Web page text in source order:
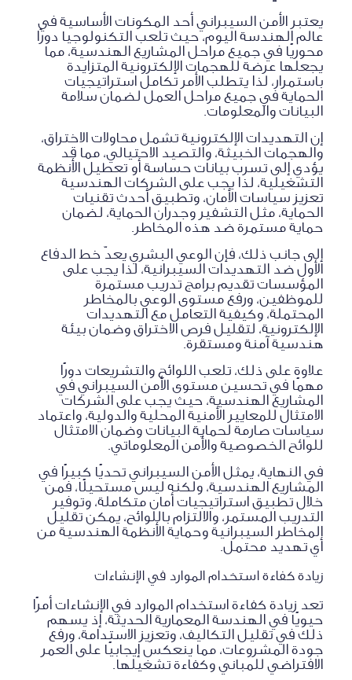
يعتبر الأمن السيبراني أحد المكونات الأساسية في
عالم الهندسة اليوم، حيث تلعب التكنولوجيا دورًا
محوريًا في جميع مراحل المشاريع الهندسية، مما
يجعلها عرضة للهجمات الإلكترونية المتزايدة
باستمرار، لذا يتطلب الأمر تكامل استراتيجيات
الحماية في جميع مراحل العمل لضمان سلامة
البيانات والمعلومات.
إن التهديدات الإلكترونية تشمل محاولات الاختراق،
والهجمات الخبيثة، والتصيد الاحتيالي، مما قد
يؤدي إلى تسرب بيانات حساسة أو تعطيل الأنظمة
التشغيلية، لذا يجب على الشركات الهندسية
تعزيز سياسات الأمان، وتطبيق أحدث تقنيات
الحماية، مثل التشفير وجدران الحماية، لضمان
حماية مستمرة ضد هذه المخاطر.
إلى جانب ذلك، فإن الوعي البشري يعدّ خط الدفاع
الأول ضد التهديدات السيبرانية، لذا يجب على
المؤسسات تقديم برامج تدريب مستمرة
للموظفين، ورفع مستوى الوعي بالمخاطر
المحتملة، وكيفية التعامل مع التهديدات
الإلكترونية، لتقليل فرص الاختراق وضمان بيئة
هندسية آمنة ومستقرة.
علاوة على ذلك، تلعب اللوائح والتشريعات دورًا
مهمًا في تحسين مستوى الأمن السيبراني في
المشاريع الهندسية، حيث يجب على الشركات
الامتثال للمعايير الأمنية المحلية والدولية، واعتماد
سياسات صارمة لحماية البيانات وضمان الامتثال
للوائح الخصوصية والأمن المعلوماتي.
في النهاية، يمثل الأمن السيبراني تحديًا كبيرًا في
المشاريع الهندسية، ولكنه ليس مستحيلًا، فمن
خلال تطبيق استراتيجيات أمان متكاملة، وتوفير
التدريب المستمر، والالتزام باللوائح، يمكن تقليل
المخاطر السيبرانية وحماية الأنظمة الهندسية من
أي تهديد محتمل.
زيادة كفاءة استخدام الموارد في الإنشاءات
تعد زيادة كفاءة استخدام الموارد في الإنشاءات أمرًا
حيويًا في الهندسة المعمارية الحديثة، إذ يسهم
ذلك في تقليل التكاليف، وتعزيز الاستدامة، ورفع
جودة المشروعات، مما ينعكس إيجابيًا على العمر
الافتراضي للمباني وكفاءة تشغيلها.